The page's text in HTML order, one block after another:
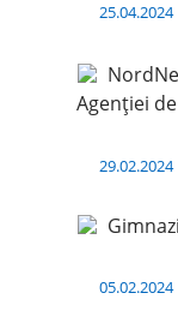
25.04.2024
Agenției
29.02.2024
05.02.2024